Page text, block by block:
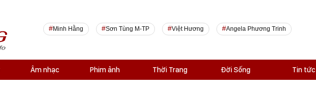
Minh Hằng Sơn Tùng M-TP Việt Hương Angela Phương Trinh
Âm nhạc Phim ảnh Thời Trang Đời Sống Tin tức